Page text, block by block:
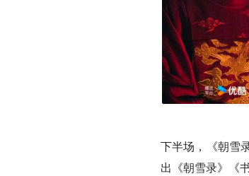
下半场，《朝雪
出《朝雪录》《